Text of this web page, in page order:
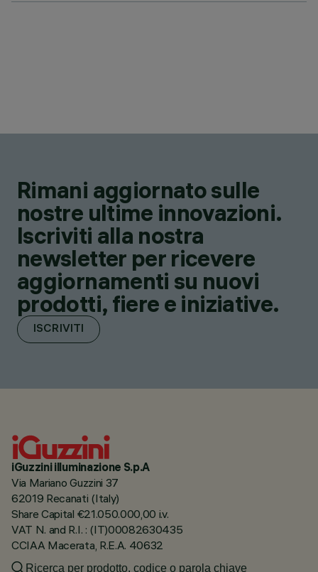
Rimani aggiornato sulle
nostre ultime innovazioni.
Iscriviti alla nostra
newsletter per ricevere
aggiornamenti su nuovi
prodotti, fiere e iniziative.
ISCRIVITI
iGuzzini illuminazione S.p.A
Via Mariano Guzzini 37
62019 Recanati (Italy)
Share Capital €21.050.000,00 i.v.
VAT N. and R.I. : (IT)00082630435
CCIAA Macerata, R.E.A. 40632